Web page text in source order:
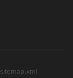
sitemap.xml